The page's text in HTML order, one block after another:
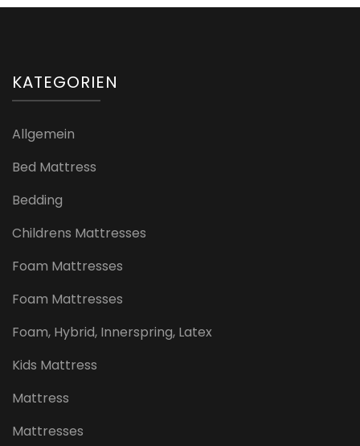
KATEGORIEN
Allgemein
Bed Mattress
Bedding
Childrens Mattresses
Foam Mattresses
Foam Mattresses
Foam, Hybrid, Innerspring, Latex
Kids Mattress
Mattress
Mattresses